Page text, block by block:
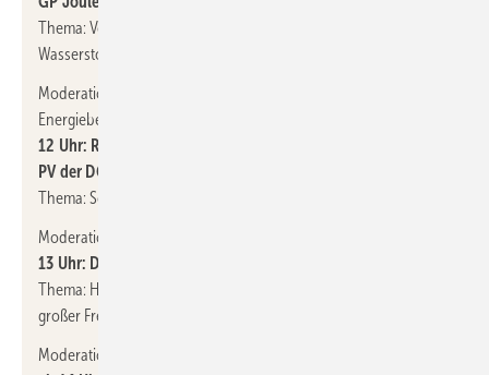
Thema: Von ÖPNV bis regionale Wirtschaft – welche Rolle spielt
Wasserstoff in der lokalen Energiewende?
Moderation: Joachim Berner (Redaktion Gebäude-
Energieberater):
12 Uhr: Ralf Haselhuhn, Vorsitzender des Fachausschusses
PV der DGS
Thema: Solarstromspeicher: Sicherheit und Effizienz realisieren
Moderation: Fabian Kauschke (Redaktion Erneuerbare Energien):
13 Uhr: Daniel Hirschberger (Fenecon/Feresto)
Thema: Herausforderungen und Konzepte bei der Planung
großer Freiflächen
Moderation: Herbert Grab (Redaktion photovoltaik):